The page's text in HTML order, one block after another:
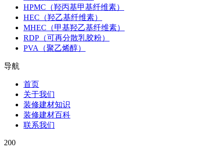
HPMC（羟丙基甲基纤维素）
HEC（羟乙基纤维素）
MHEC（甲基羟乙基纤维素）
RDP（可再分散乳胶粉）
PVA（聚乙烯醇）
导航
首页
关于我们
装修建材知识
装修建材百科
联系我们
200